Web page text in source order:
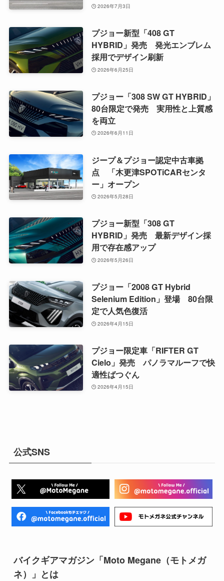
2026年7月3日
プジョー新型「408 GT
HYBRID」発売 発光エンブレム
採用でデザイン刷新
2026年6月25日
プジョー「308 SW GT HYBRID」
80台限定で発売 実用性と上質感
を両立
2026年6月11日
ジープ＆プジョー認定中古車拠
点 「木更津SPOTiCARセンタ
ー」オープン
2026年5月28日
プジョー新型「308 GT
HYBRID」発売 最新デザイン採
用で存在感アップ
2026年5月26日
プジョー「2008 GT Hybrid
Selenium Edition」登場 80台限
定で人気色復活
2026年4月15日
プジョー限定車「RIFTER GT
Cielo」発売 パノラマルーフで快
適性ばつぐん
2026年4月15日
公式SNS
バイクギアマガジン「Moto Megane（モトメガ
ネ）」とは